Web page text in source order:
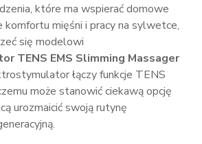
które ma wspierać domowe
komfortu mięśni i pracy na sylwetce,
się modelowi
TENS EMS Slimming Massager
łączy funkcje TENS
może stanowić ciekawą opcję
urozmaicić swoją rutynę